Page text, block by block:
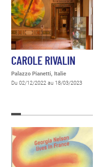
CAROLE RIVALIN
Palazzo Pianetti, Italie
Du 02/12/2022 au 18/03/2023